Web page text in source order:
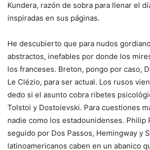
Kundera, razón de sobra para llenar el
inspiradas en sus páginas.
He descubierto que para nudos
abstractos, inefables por donde los
los franceses. Breton, pongo por caso,
Le Clézio, para ser actual. Los rusos
dedo si el asunto cobra ribetes
Tolstoi y Dostoievski. Para cuestiones
nadie como los estadounidenses. Philip
seguido por Dos Passos, Hemingway y
latinoamericanos caben en un abanico